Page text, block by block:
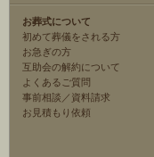
お葬式について
初めて葬儀をされる方
お急ぎの方
互助会の解約について
よくあるご質問
事前相談／資料請求
お見積もり依頼